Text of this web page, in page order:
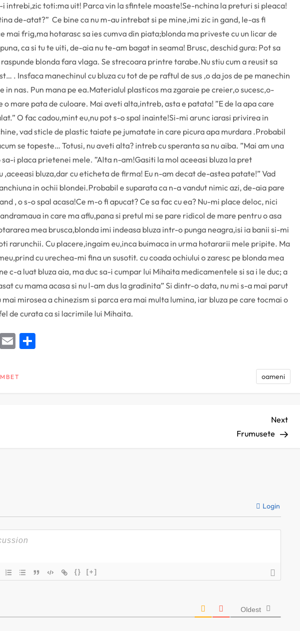
intrebi,zic toti:ma uit! Parca vin la sfintele moaste!Se-nchina la preturi si pleaca!
de-atat?” Ce bine ca nu m-au intrebat si pe mine,imi zic in gand, le-as fi
mai frig,ma hotarasc sa ies cumva din piata;blonda ma priveste cu un licar de
ca si tu te uiti, de-aia nu te-am bagat in seama! Brusc, deschid gura: Pot sa
blonda fara vlaga. Se strecoara printre tarabe.Nu stiu cum a reusit sa
. Insfaca manechinul cu bluza cu tot de pe raftul de sus ,o da jos de pe manechin
nas. Pun mana pe ea.Materialul plasticos ma zgaraie pe creier,o sucesc,o-
o mare pata de culoare. Mai aveti alta,intreb, asta e patata! ”E de la apa care
O fac cadou,mint eu,nu pot s-o spal inainte!Si-mi arunc iarasi privirea in
vad sticle de plastic taiate pe jumatate in care picura apa murdara .Probabil
se topeste… Totusi, nu aveti alta? intreb cu speranta sa nu aiba. ”Mai am una
sa-i placa prietenei mele. ”Alta n-am!Gasiti la mol aceeasi bluza la pret
,aceeasi bluza,dar cu eticheta de firma! Eu n-am decat de-astea patate!” Vad
in ochii blondei.Probabil e suparata ca n-a vandut nimic azi, de-aia pare
, o s-o spal acasa!Ce m-o fi apucat? Ce sa fac cu ea? Nu-mi place deloc, nici
in care ma aflu,pana si pretul mi se pare ridicol de mare pentru o asa
mea brusca,blonda imi indeasa bluza intr-o punga neagra,isi ia banii si-mi
rarunchii. Cu placere,ingaim eu,inca buimaca in urma hotararii mele pripite. Ma
cu urechea-mi fina un susotit. cu coada ochiului o zaresc pe blonda mea
c-a luat bluza aia, ma duc sa-i cumpar lui Mihaita medicamentele si sa i le duc; a
cu mama acasa si nu l-am dus la gradinita” Si dintr-o data, nu mi s-a mai parut
mirosea a chinezism si parca era mai multa lumina, iar bluza pe care tocmai o
de curata ca si lacrimile lui Mihaita.
X Email
oameni
Next
Post
Next
Frumusete
Login
{} [+]
Oldest